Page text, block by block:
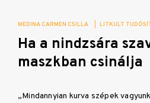
MEDINA CARMEN CSILLA LITKULT
Ha a nindzsára
maszkban csinálja
„Mindannyian kurva szépek